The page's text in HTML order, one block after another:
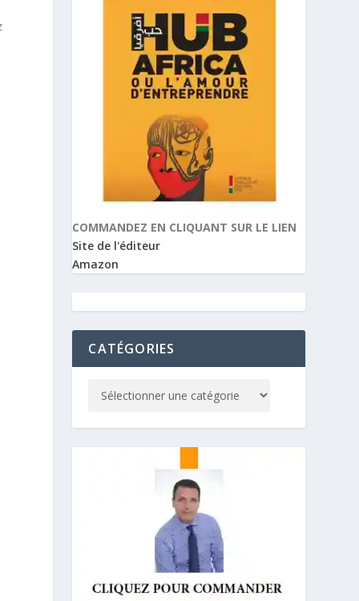
COMMANDEZ EN CLIQUANT SUR LE LIEN
Site de l'éditeur
Amazon
CATÉGORIES